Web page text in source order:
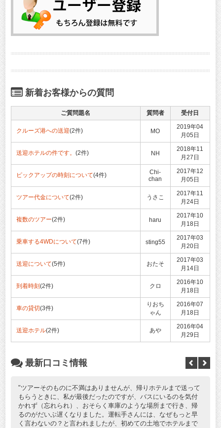
新着お客様からの質問
ご質問題名 質問者 受付日
クルーズ港への送迎(2件) MO
2019年04
月05日
送迎ホテルの件です。 (2件) NH
2018年11
月27日
ピックアップの時刻について(4件)
Chi-
chan
2017年12
月05日
ツアー代金について(2件) うさこ
2017年11
月24日
複数のツアー(2件) haru
2017年10
月18日
乗車する4WDについて(7件) sting55
2017年03
月20日
送迎について(5件) おたそ
2017年03
月14日
到着時刻 (2件) クロ
2016年10
月18日
車の貸切(3件)
りおち
ゃん
2016年07
月18日
送迎ホテル(2件) あや
2016年04
月29日
最新口コミ情報
ツアーそのものに不満はありませんが、帰りホテルまで送って
もらうときに、私が最後だったのですが、バスにいるのを気付
かれず（忘れられ）、おそらく車庫のような場所まで行き、帰
るのがだいぶ遅くなりました。運転手さんには、なぜもっと早
く言わないの？と言われましたが、初めての土地でホテルまで